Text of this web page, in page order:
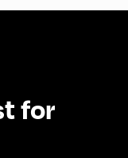
for